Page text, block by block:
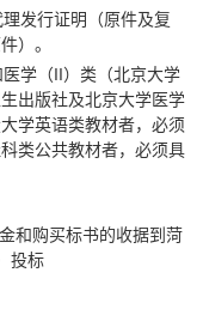
发行证明（原件及复
）。
学（II）类（北京大学
出版社及北京大学医学
学英语类教材者，必须
类公共教材者，必须具
和购买标书的收据到菏
投标